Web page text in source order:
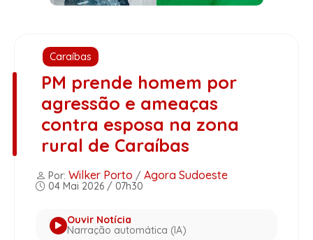
Caraíbas
PM prende homem por
agressão e ameaças
contra esposa na zona
rural de Caraíbas
Por: Wilker Porto / Agora Sudoeste
04 Mai 2026 / 07h30
Ouvir Notícia
Narração automática (IA)